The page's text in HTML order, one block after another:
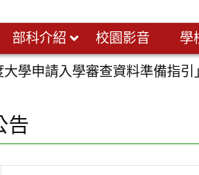
部科介紹 校園影音 學
學申請入學審查資料準備指引」
告